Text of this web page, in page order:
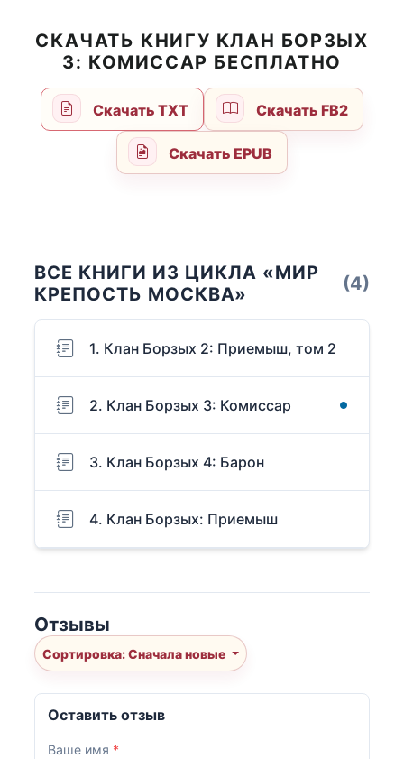
СКАЧАТЬ КНИГУ КЛАН БОРЗЫХ
3: КОМИССАР БЕСПЛАТНО
Скачать TXT Скачать FB2
Скачать EPUB
ВСЕ КНИГИ ИЗ ЦИКЛА «МИР
КРЕПОСТЬ МОСКВА»
(4)
1. Клан Борзых 2: Приемыш, том 2
2. Клан Борзых 3: Комиссар
3. Клан Борзых 4: Барон
4. Клан Борзых: Приемыш
Отзывы
Сортировка: Сначала новые
Оставить отзыв
Ваше имя *